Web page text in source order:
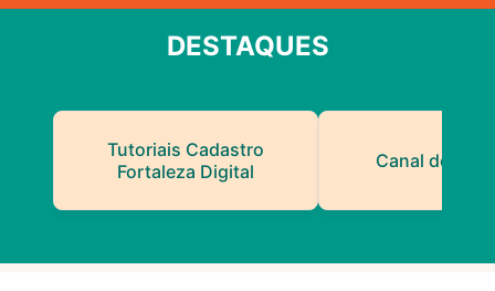
DESTAQUES
Tutoriais Cadastro
Fortaleza Digital
Canal do